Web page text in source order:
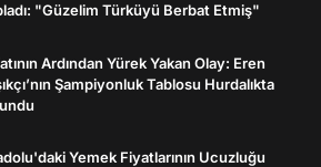
"Güzelim Türküyü Berbat Etmiş"
Ardından Yürek Yakan Olay: Eren
Şampiyonluk Tablosu Hurdalıkta
Yemek Fiyatlarının Ucuzluğu